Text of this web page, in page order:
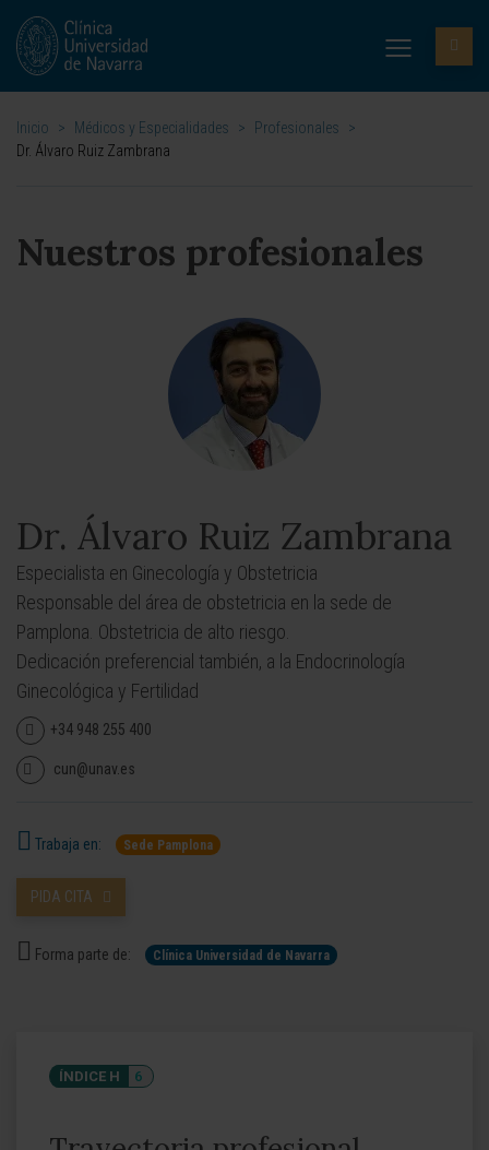
Inicio > Médicos y Especialidades > Profesionales
>
Dr. Álvaro Ruiz Zambrana
Nuestros profesionales
Dr. Álvaro Ruiz Zambrana
Especialista en Ginecología y Obstetricia
Responsable del área de obstetricia en la sede de
Pamplona. Obstetricia de alto riesgo.
Dedicación preferencial también, a la Endocrinología
Ginecológica y Fertilidad
+34 948 255 400
cun@unav.es
Trabaja en: Sede Pamplona
PIDA CITA
Forma parte de: Clínica Universidad de Navarra
ÍNDICE H 6